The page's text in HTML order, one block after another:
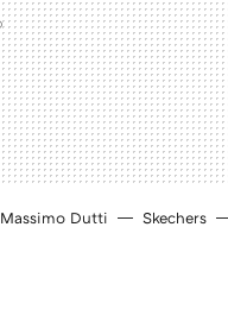
Massimo Dutti Skechers